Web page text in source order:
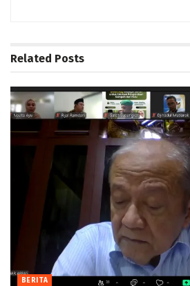
Related Posts
BERITA